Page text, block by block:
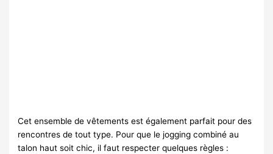
Cet ensemble de vêtements est également parfait pour des
rencontres de tout type. Pour que le jogging combiné au
talon haut soit chic, il faut respecter quelques règles :